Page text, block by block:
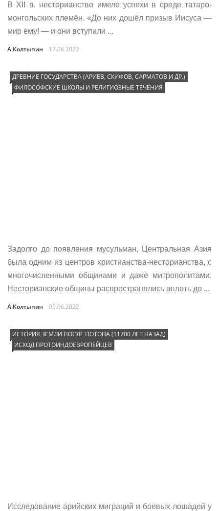
В XII в. несторианство имело успехи в среде татаро-
монгольских племён. «До них дошёл призыв Иисуса —
мир ему! — и они вступили ...
А.Колтыпин 17.06.2022
ДРЕВНИЕ ГОСУДАРСТВА (АРИЕВ, СКИФОВ, САРМАТОВ И ДР.)
ФИЛОСОФСКИЕ ШКОЛЫ И РЕЛИГИОЗНЫЕ ТЕЧЕНИЯ
Задолго до появления мусульман, Центральная Азия
была одним из центров христианства-несторианства, с
многочисленными общинами и даже митрополитами.
Несторианские общины распространялись вплоть до ...
А.Колтыпин 05.06.2022
ИСТОРИЯ ЗЕМЛИ ПОСЛЕ ПОТОПА (11700 ЛЕТ НАЗАД)
ИСХОД ПРОТОИНДОЕВРОПЕЙЦЕВ
Исследование арийских миграций и боевых лошадей у